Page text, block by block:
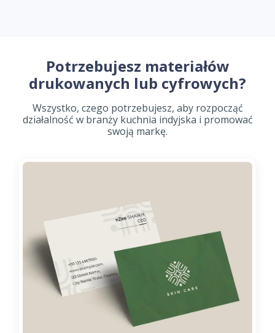
Potrzebujesz materiałów
drukowanych lub cyfrowych?
Wszystko, czego potrzebujesz, aby rozpocząć
działalność w branży kuchnia indyjska i promować
swoją markę.